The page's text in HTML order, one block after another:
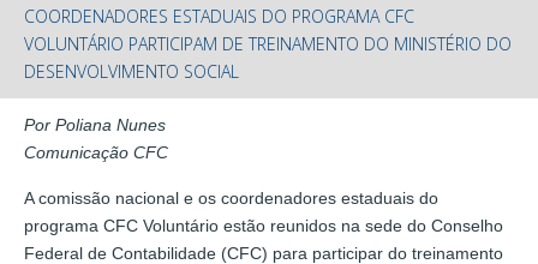
COORDENADORES ESTADUAIS DO PROGRAMA CFC
VOLUNTÁRIO PARTICIPAM DE TREINAMENTO DO MINISTÉRIO DO
DESENVOLVIMENTO SOCIAL
Por Poliana Nunes
Comunicação CFC
A comissão nacional e os coordenadores estaduais do
programa CFC Voluntário estão reunidos na sede do Conselho
Federal de Contabilidade (CFC) para participar do treinamento